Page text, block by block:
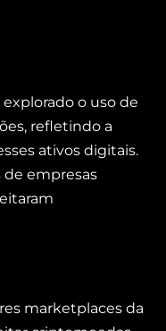
o uso de
refletindo a
ativos digitais.
de empresas
marketplaces da